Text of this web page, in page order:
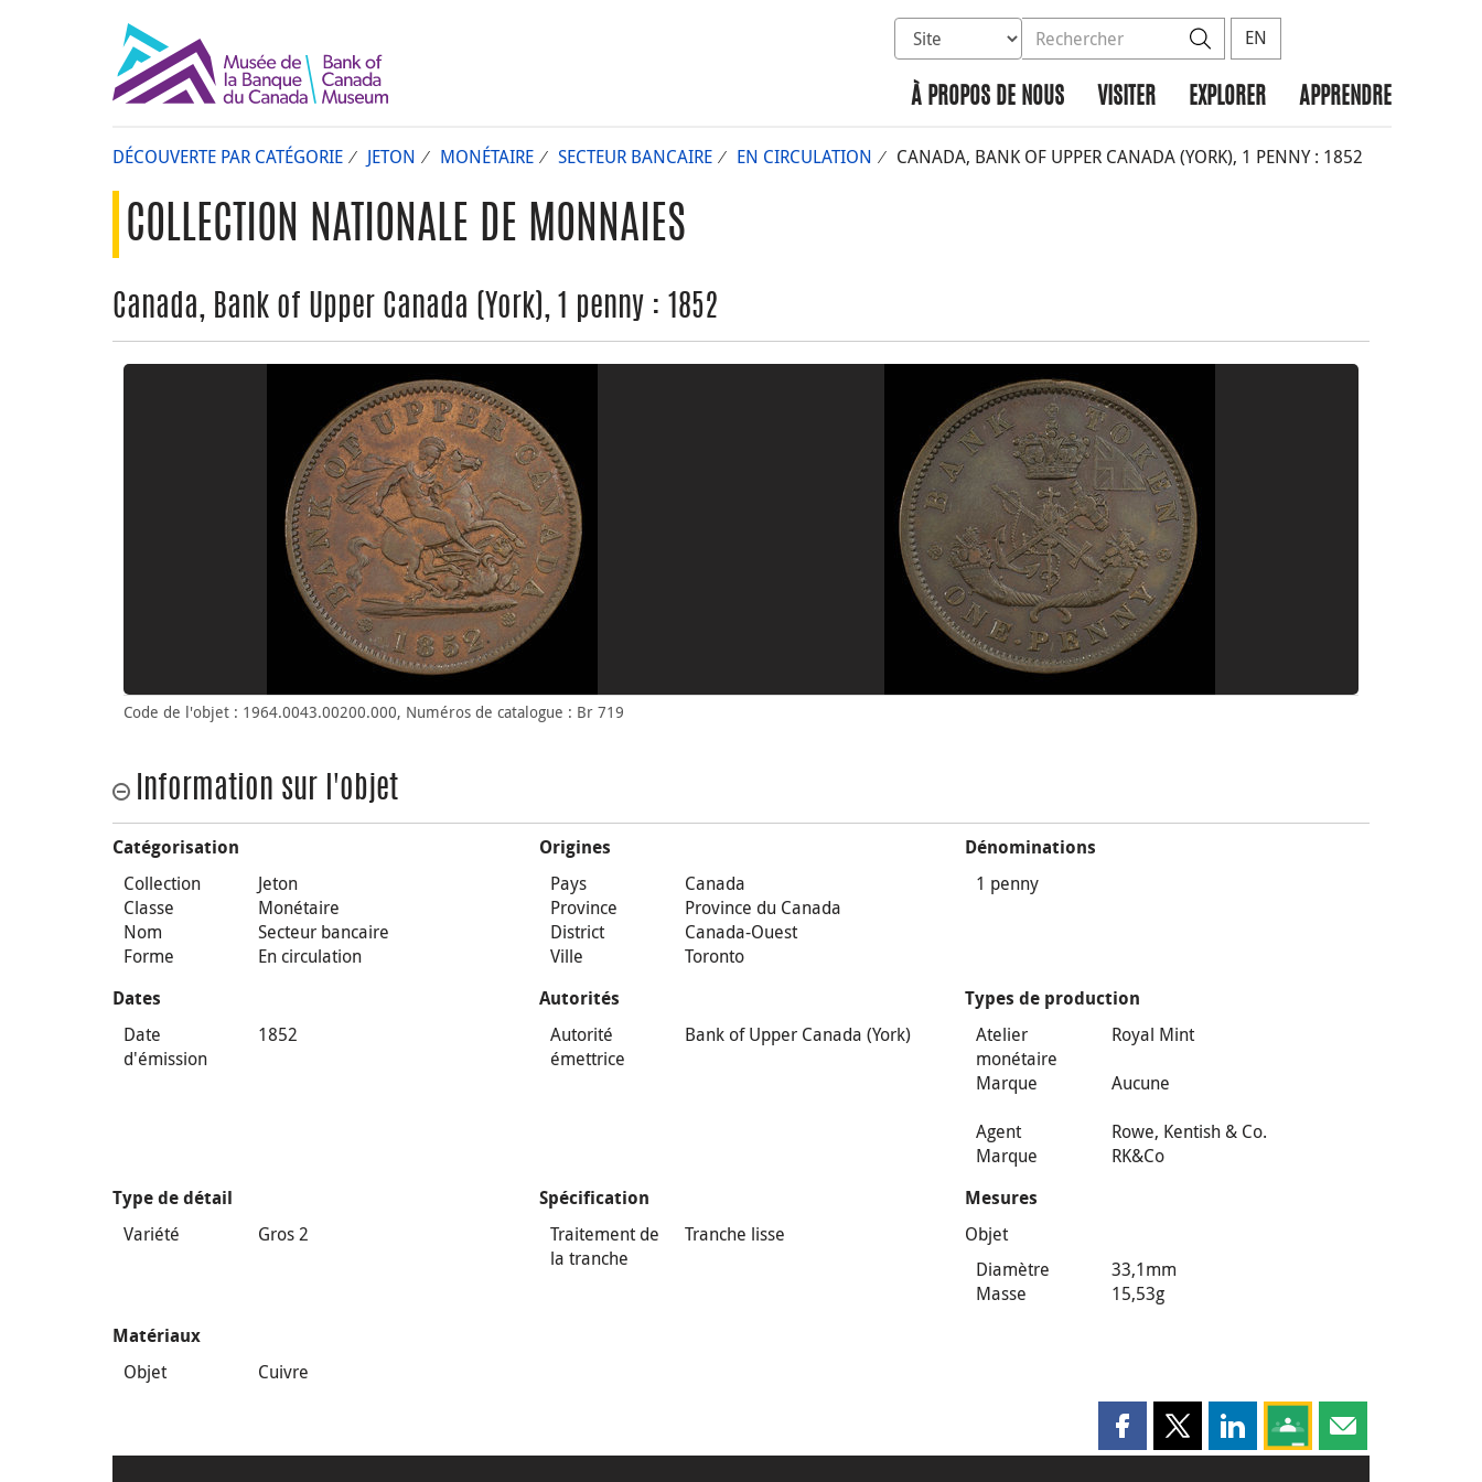
Sélectionnez la base de données à rechercher
Rechercher dans le site Rechercher
EN
À PROPOS DE NOUS VISITER EXPLORER APPRENDRE
DÉCOUVERTE PAR CATÉGORIE JETON MONÉTAIRE SECTEUR BANCAIRE EN CIRCULATION CANADA, BANK OF UPPER CANADA (YORK), 1 PENNY : 1852
COLLECTION NATIONALE DE MONNAIES
Canada, Bank of Upper Canada (York), 1 penny : 1852
Code de l'objet : 1964.0043.00200.000, Numéros de catalogue : Br 719
Information sur l'objet
Catégorisation
Collection
Jeton
Classe
Monétaire
Nom
Secteur bancaire
Forme
En circulation
Origines
Pays
Canada
Province
Province du Canada
District
Canada-Ouest
Ville
Toronto
Dénominations
1 penny
Dates
Date
d'émission
1852
Autorités
Autorité
émettrice
Bank of Upper Canada (York)
Types de production
Atelier
monétaire
Royal Mint
Marque
Aucune
Agent
Rowe, Kentish & Co.
Marque
RK&Co
Type de détail
Variété Gros 2
Spécification
Traitement de
la tranche
Tranche lisse
Mesures
Objet
Diamètre
33,1mm
Masse
15,53g
Matériaux
Objet Cuivre
Partager cette page sur Facebook
Partager cette page sur X
Partager cette page sur
Partagez cette page sur
Partager cette